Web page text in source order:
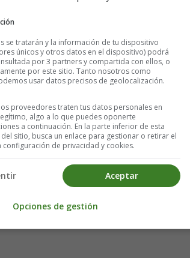
se tratarán y la información de tu dispositivo
únicos y otros datos en el dispositivo) podrá
por 3 partners y compartida con ellos, o
por este sitio. Tanto nosotros como
usar datos precisos de geolocalización.
proveedores traten tus datos personales en
algo a lo que puedes oponerte
a continuación. En la parte inferior de esta
sitio, busca un enlace para gestionar o retirar el
configuración de privacidad y cookies.
Aceptar
Opciones de gestión